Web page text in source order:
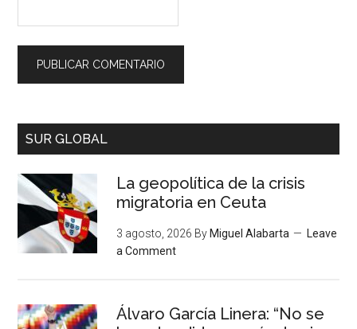
SUR GLOBAL
La geopolítica de la crisis
migratoria en Ceuta
3 agosto, 2026 By Miguel Alabarta
Leave
a Comment
Álvaro García Linera: “No se